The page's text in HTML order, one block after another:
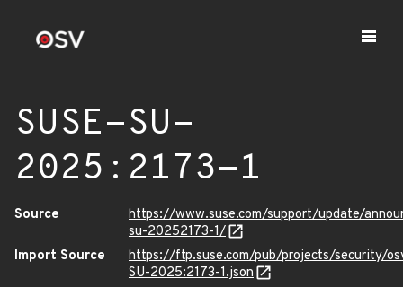
SUSE-SU-
2025:2173-1
Source
https://www.suse.com/support/update/
su-20252173-1/
Import Source
https://ftp.suse.com/pub/projects/security/
SU-2025:2173-1.json